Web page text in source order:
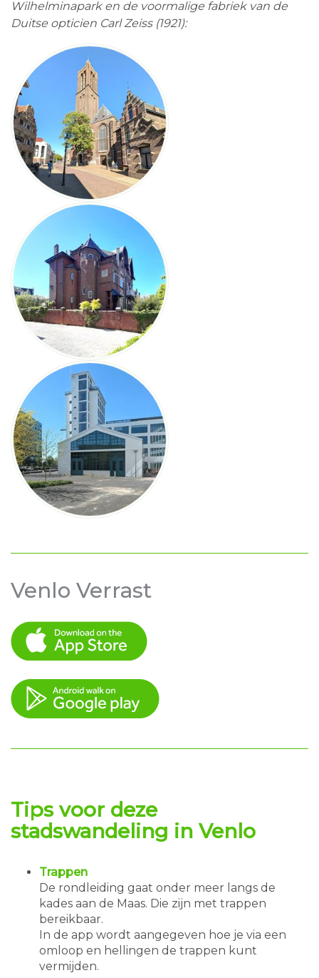
Wilhelminapark en de voormalige fabriek van de
Duitse opticien Carl Zeiss (1921):
Venlo Verrast
Tipsvoor deze
stadswandeling in Venlo
Trappen
De rondleiding gaat onder meer langs de
kades aan de Maas. Die zijn met trappen
bereikbaar.
In de app wordt aangegeven hoe je via een
omloop en hellingen de trappen kunt
vermijden.